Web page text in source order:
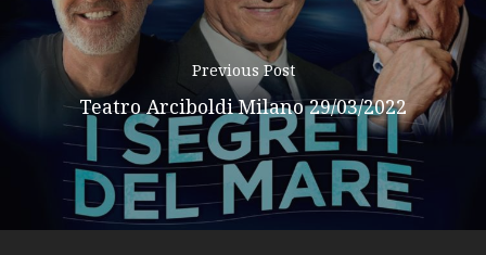
Previous Post
Teatro Arciboldi Milano 29/03/2022